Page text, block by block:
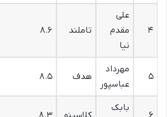
۴
علی
مقدم
نیا
تاملند ۸.۶
۵
مهرداد
عباسپور
هدف ۸.۵
بابک